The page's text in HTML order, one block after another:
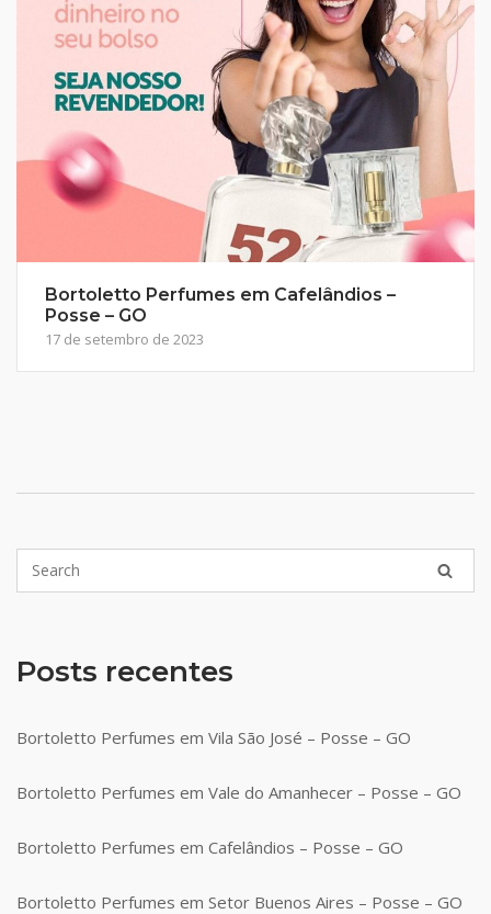
Bortoletto Perfumes em Cafelândios –
Posse – GO
17 de setembro de 2023
Posts recentes
Bortoletto Perfumes em Vila São José – Posse – GO
Bortoletto Perfumes em Vale do Amanhecer – Posse – GO
Bortoletto Perfumes em Cafelândios – Posse – GO
Bortoletto Perfumes em Setor Buenos Aires – Posse – GO